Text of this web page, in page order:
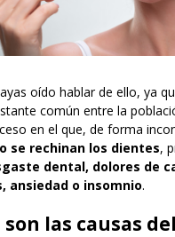
oído hablar de ello, ya
común entre la
en el que, de forma
se rechinan los dientes,
dental, dolores de
ansiedad o insomnio.
son las causas